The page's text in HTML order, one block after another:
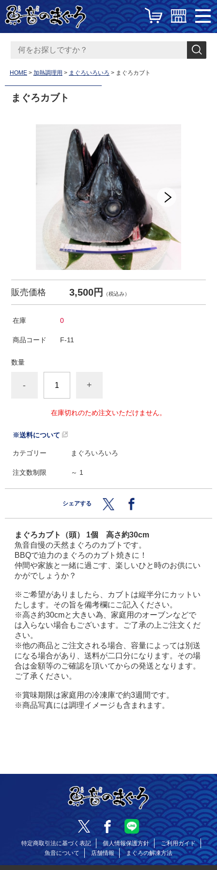
HOME 加熱調理用 まぐろいろいろ まぐろカブト
まぐろカブト
販売価格 3,500円 （税込み）
在庫 0
商品コード F-11
数量
- +
在庫切れのため注文いただけません。
※送料について
カテゴリー まぐろいろいろ
注文数制限 ～ 1
シェアする
まぐろカブト（頭） 1個 高さ約30cm
魚音自慢の天然まぐろのカブトです。
BBQで迫力のまぐろのカブト焼きに！
仲間や家族と一緒に過ごす、楽しいひと時のお供にい
かがでしょうか？
※ご希望がありましたら、カブトは縦半分にカットい
たします。その旨を備考欄にご記入ください。
※高さ約30cmと大きい為、家庭用のオーブンなどで
は入らない場合もございます。ご了承の上ご注文くだ
さい。
※他の商品とご注文される場合、容量によっては別送
になる場合があり、送料が二口分になります。その場
合は金額等のご確認を頂いてからの発送となります。
ご了承ください。
※賞味期限は家庭用の冷凍庫で約3週間です。
※商品写真には調理イメージも含まれます。
特定商取引法に基づく表記 個人情報保護方針
ご利用ガイド
魚音について
店舗情報 まぐろの解凍方法